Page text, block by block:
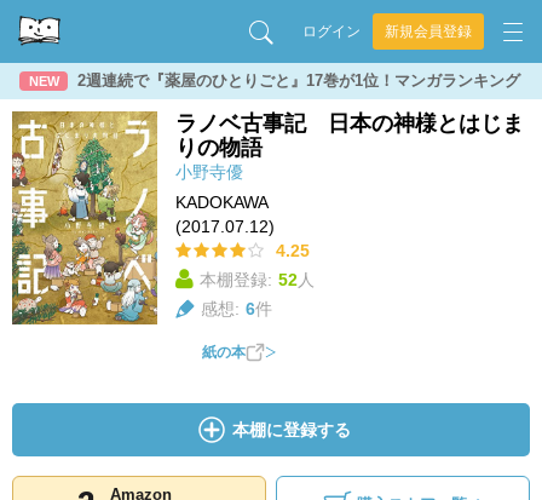
ログイン 新規会員登録
NEW 2週連続で『薬屋のひとりごと』17巻が1位！マンガランキング
ラノベ古事記 日本の神様とはじま
りの物語
小野寺優
KADOKAWA
(2017.07.12)
4.25
本棚登録: 52人
感想: 6件
紙の本
本棚に登録する
Amazon